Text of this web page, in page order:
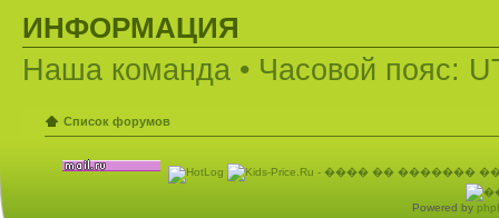
ИНФОРМАЦИЯ
Наша команда • Часовой пояс:
Список форумов
Powered by